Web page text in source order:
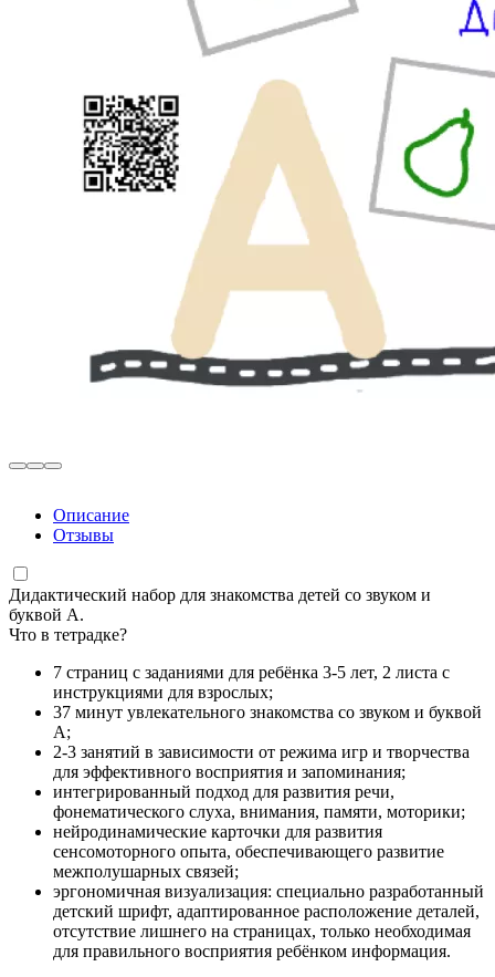
Описание
Отзывы
Дидактический набор для знакомства детей со звуком и
буквой А.
Что в тетрадке?
7 страниц с заданиями для ребёнка 3-5 лет, 2 листа с
инструкциями для взрослых;
37 минут увлекательного знакомства со звуком и буквой
А;
2-3 занятий в зависимости от режима игр и творчества
для эффективного восприятия и запоминания;
интегрированный подход для развития речи,
фонематического слуха, внимания, памяти, моторики;
нейродинамические карточки для развития
сенсомоторного опыта, обеспечивающего развитие
межполушарных связей;
эргономичная визуализация: специально разработанный
детский шрифт, адаптированное расположение деталей,
отсутствие лишнего на страницах, только необходимая
для правильного восприятия ребёнком информация.